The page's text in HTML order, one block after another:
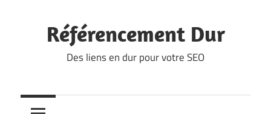
contentRéférencement Dur
Des liens en dur pour votre SEO